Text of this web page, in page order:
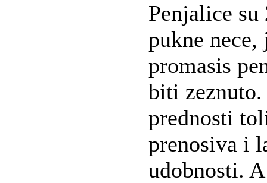
Penjalice
pukne
promasis
biti
prednosti
prenosiva i
udobnosti.